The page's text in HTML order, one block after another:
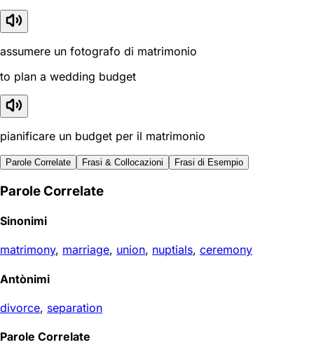
assumere un fotografo di matrimonio
to plan a wedding budget
pianificare un budget per il matrimonio
Parole Correlate Frasi & Collocazioni Frasi di Esempio
Parole Correlate
Sinonimi
matrimony, marriage, union, nuptials, ceremony
Antònimi
divorce, separation
Parole Correlate